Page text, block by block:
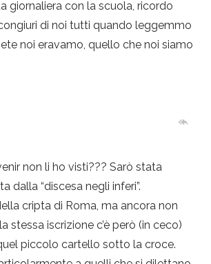
giornaliera con la scuola, ricordo
di noi tutti quando leggemmo
noi eravamo, quello che noi siamo
non li ho visti??? Sarò stata
dalla “discesa negli inferi”.
cripta di Roma, ma ancora non
stessa iscrizione c’è però (in ceco)
piccolo cartello sotto la croce.